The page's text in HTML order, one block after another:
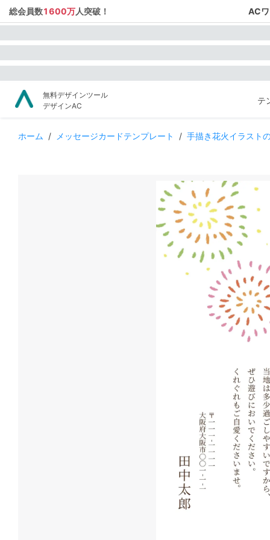
総会員数1600万人突破！ AC
無料デザインツール
デザインAC
テ
ホーム / メッセージカードテンプレート / 手描き花火イラスト